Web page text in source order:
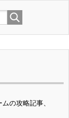
の攻略記事、